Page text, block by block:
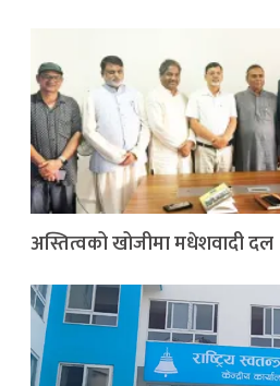
अस्तित्वको खोजीमा मधेशवादी दल